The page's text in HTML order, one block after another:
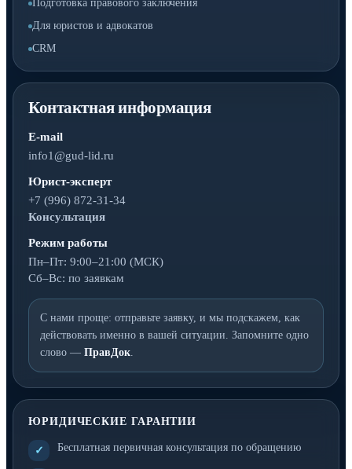
Подготовка правового заключения
Для юристов и адвокатов
CRM
Контактная информация
E-mail
info1@gud-lid.ru
Юрист-эксперт
+7 (996) 872-31-34
Консультация
Режим работы
Пн–Пт: 9:00–21:00 (МСК)
Сб–Вс: по заявкам
С нами проще: отправьте заявку, и мы подскажем, как
действовать именно в вашей ситуации. Запомните одно
слово — ПравДок.
ЮРИДИЧЕСКИЕ ГАРАНТИИ
✓ Бесплатная первичная консультация по обращению